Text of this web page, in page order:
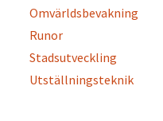
Omvärldsbevakning
Runor
Stadsutveckling
Utställningsteknik